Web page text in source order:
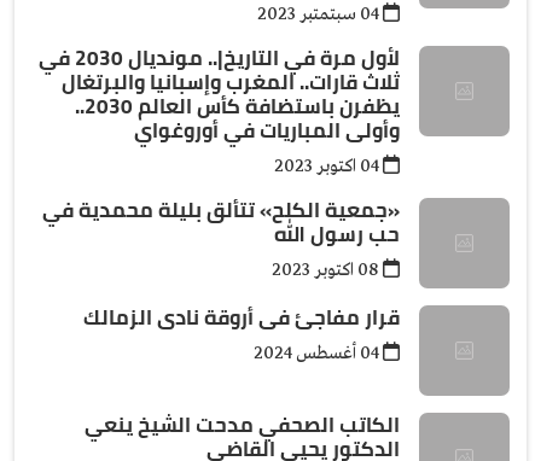
لأول مرة في التاريخ|.. مونديال 2030 في
ثلاث قارات.. المغرب وإسبانيا والبرتغال
يظفرن باستضافة كأس العالم 2030..
وأولى المباريات في أوروغواي
«جمعية الكلح» تتألق بليلة محمدية في
حب رسول الله
قرار مفاجئ فى أروقة نادى الزمالك
الكاتب الصحفي مدحت الشيخ ينعي
الدكتور يحيي القاضي